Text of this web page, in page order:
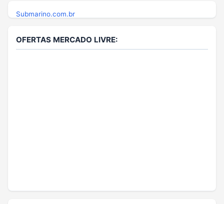
Submarino.com.br
OFERTAS MERCADO LIVRE: